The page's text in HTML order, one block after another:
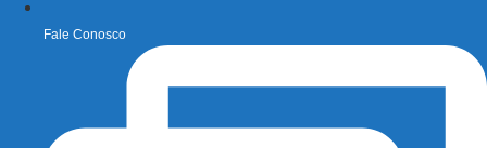
Fale Conosco